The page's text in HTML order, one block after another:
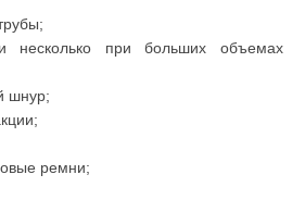
несколько при больших объемах
шнур;
ремни;